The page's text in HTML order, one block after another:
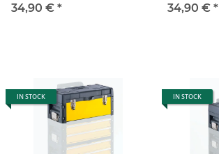
34,90 € *
34,90 € *
IN STOCK IN STOCK